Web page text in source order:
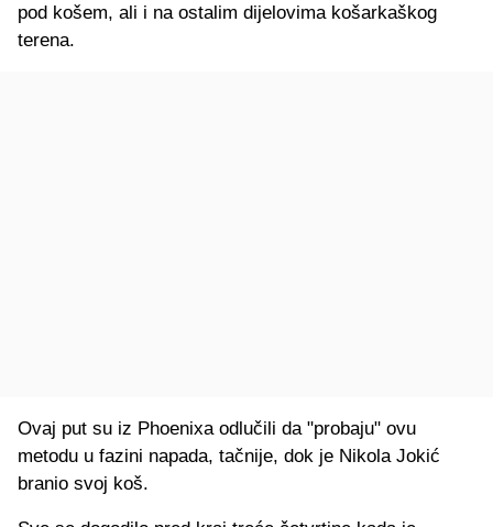
pod košem, ali i na ostalim dijelovima košarkaškog
terena.
Ovaj put su iz Phoenixa odlučili da "probaju" ovu
metodu u fazini napada, tačnije, dok je Nikola Jokić
branio svoj koš.